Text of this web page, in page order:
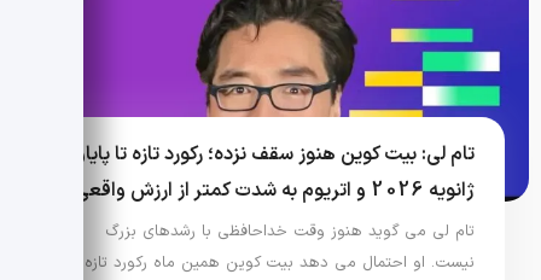
تام لی: بیت کوین هنوز سقف نزده؛ رکورد تازه تا پایان
ژانویه 2026 و اتریوم به شدت کمتر از ارزش واقعی
تام لی می گوید هنوز وقت خداحافظی با رشدهای بزرگ
نیست. او احتمال می دهد بیت کوین همین ماه رکورد تازه